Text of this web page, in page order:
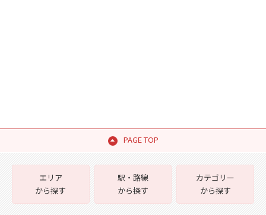
PAGE TOP
エリア
から探す
駅・路線
から探す
カテゴリー
から探す